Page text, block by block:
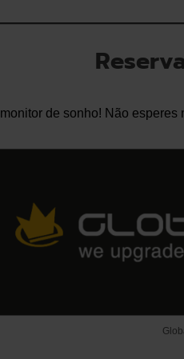
de sonho! Não esperes